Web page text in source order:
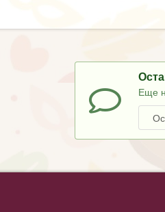
Еще